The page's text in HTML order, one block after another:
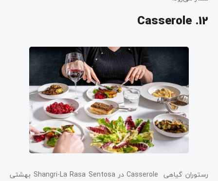
12. Casserole
رستوران گیاهی Casserole در Shangri-La Rasa Sentosa بهشتی